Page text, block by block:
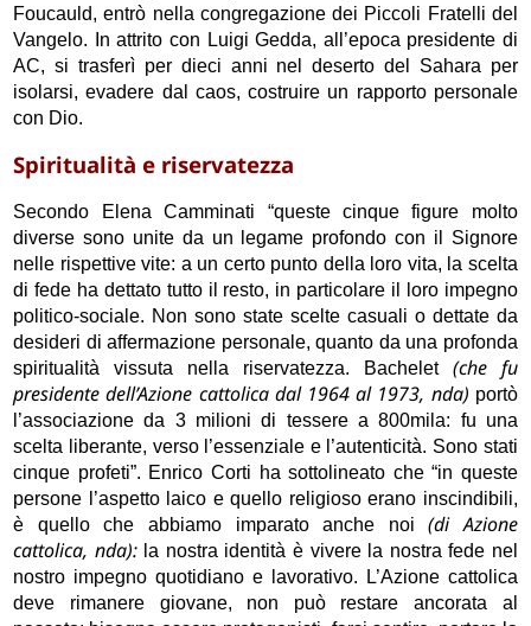
Foucauld, entrò nella congregazione dei Piccoli Fratelli del
Vangelo. In attrito con Luigi Gedda, all’epoca presidente di
AC, si trasferì per dieci anni nel deserto del Sahara per
isolarsi, evadere dal caos, costruire un rapporto personale
con Dio.
Spiritualità e riservatezza
Secondo Elena Camminati “queste cinque figure molto
diverse sono unite da un legame profondo con il Signore
nelle rispettive vite: a un certo punto della loro vita, la scelta
di fede ha dettato tutto il resto, in particolare il loro impegno
politico-sociale. Non sono state scelte casuali o dettate da
desideri di affermazione personale, quanto da una profonda
spiritualità vissuta nella riservatezza. Bachelet (che fu
presidente dell’Azione cattolica dal 1964 al 1973, nda) portò
l’associazione da 3 milioni di tessere a 800mila: fu una
scelta liberante, verso l’essenziale e l’autenticità. Sono stati
cinque profeti”. Enrico Corti ha sottolineato che “in queste
persone l’aspetto laico e quello religioso erano inscindibili,
è quello che abbiamo imparato anche noi(di Azione
cattolica, nda):la nostra identità è vivere la nostra fede nel
nostro impegno quotidiano e lavorativo. L’Azione cattolica
deve rimanere giovane, non può restare ancorata al